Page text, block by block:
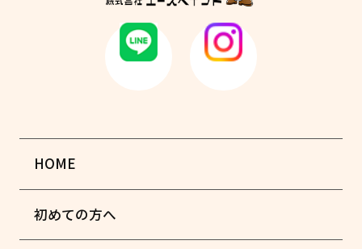
HOME
初めての方へ